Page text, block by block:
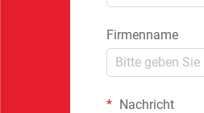
Firmenname
Nachricht